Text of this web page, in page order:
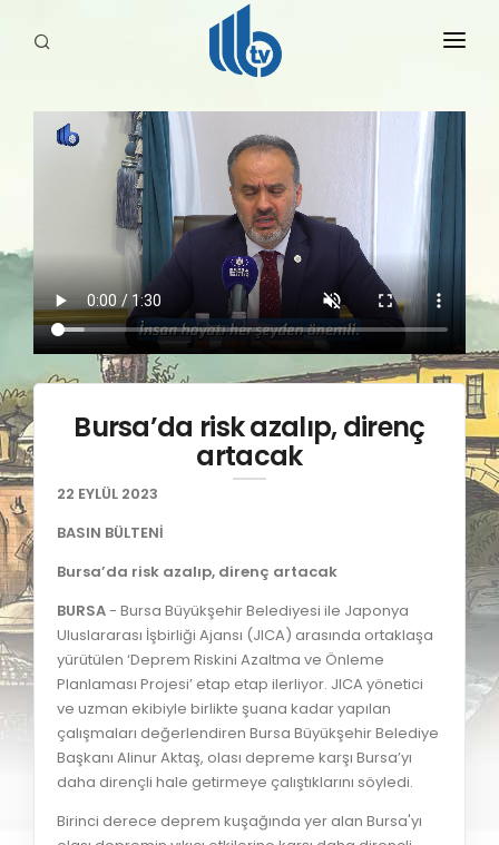
HABERLER
YAYINLARIMIZ
Bursa’da risk azalıp, direnç
artacak
22 EYLÜL 2023
BASIN BÜLTENİ
Bursa’da risk azalıp, direnç artacak
BURSA- Bursa Büyükşehir Belediyesi ile Japonya
Uluslararası İşbirliği Ajansı (JICA) arasında ortaklaşa
yürütülen ‘Deprem Riskini Azaltma ve Önleme
Planlaması Projesi’ etap etap ilerliyor. JICA yönetici
ve uzman ekibiyle birlikte şuana kadar yapılan
çalışmaları değerlendiren Bursa Büyükşehir Belediye
Başkanı Alinur Aktaş, olası depreme karşı Bursa’yı
daha dirençli hale getirmeye çalıştıklarını söyledi.
Birinci derece deprem kuşağında yer alan Bursa'yı